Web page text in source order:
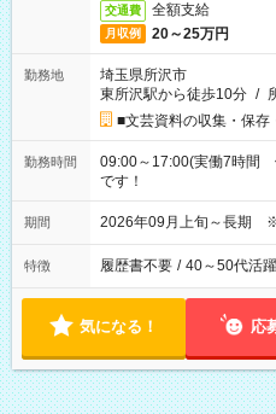
交通費 全額支給
月収例 20～25万円
勤務地
埼玉県所沢市
東所沢駅から徒歩10分 /
■文芸資料の収集・保存
勤務時間
09:00～17:00(実働7時間
です！
期間 2026年09月上旬～長期
特徴 履歴書不要 / 40～50代活
気になる！ 応